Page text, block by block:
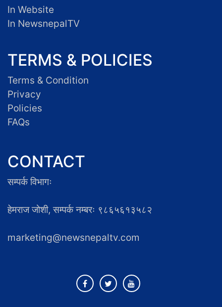
In Website
In NewsnepalTV
TERMS & POLICIES
Terms & Condition
Privacy
Policies
FAQs
CONTACT
सम्पर्क विभागः
हेमराज जोशी, सम्पर्क नम्बरः ९८६५६१३५८२
marketing@newsnepaltv.com